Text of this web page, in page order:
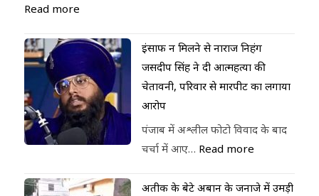
Read more
इंसाफ न मिलने से नाराज निहंग
जसदीप सिंह ने दी आत्महत्या की
चेतावनी, परिवार से मारपीट का लगाया
आरोप
पंजाब में अश्लील फोटो विवाद के बाद
चर्चा में आए… Read more
अतीक के बेटे अबान के जनाजे में उमड़ी